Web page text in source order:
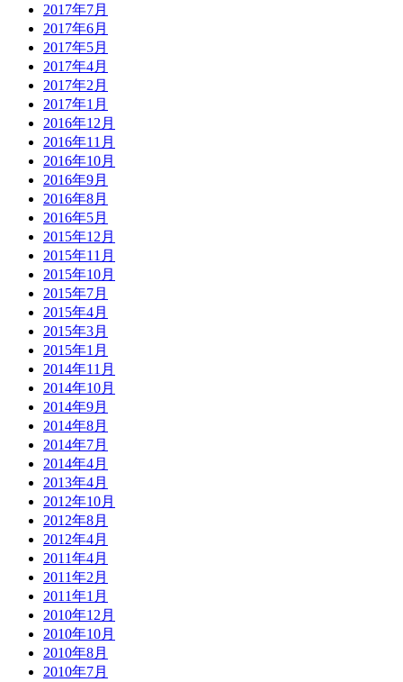
2017年7月
2017年6月
2017年5月
2017年4月
2017年2月
2017年1月
2016年12月
2016年11月
2016年10月
2016年9月
2016年8月
2016年5月
2015年12月
2015年11月
2015年10月
2015年7月
2015年4月
2015年3月
2015年1月
2014年11月
2014年10月
2014年9月
2014年8月
2014年7月
2014年4月
2013年4月
2012年10月
2012年8月
2012年4月
2011年4月
2011年2月
2011年1月
2010年12月
2010年10月
2010年8月
2010年7月